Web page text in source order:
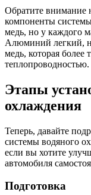
Обратите внимание
компоненты
медь, но у каждого
Алюминий легкий,
медь, которая более
теплопроводностью.
Этапы
охлаждения
Теперь, давайте
системы водяного
если вы хотите
автомобиля
Подготовка